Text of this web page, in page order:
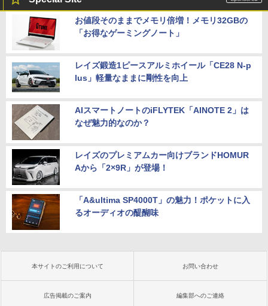
お値段そのままでメモリ倍増！メモリ32GBの
「お得なゲーミングノート」
レイズ鍛造1ピースアルミホイール「CE28 N-p
lus」軽量なままに剛性を向上
AIスマートノートのiFLYTEK「AINOTE 2」は
なぜ魅力的なのか？
レイズのプレミアムカー向けブランドHOMUR
Aから「2×9R」が登場！
「A&ultima SP4000T」の魅力！ポケットに入
るオーディオの醍醐味
本サイトのご利用について お問い合わせ
広告掲載のご案内 編集部へのご連絡